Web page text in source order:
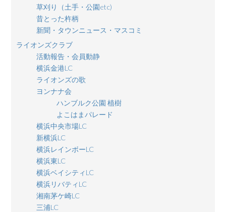
草刈り（土手・公園etc)
昔とった杵柄
新聞・タウンニュース・マスコミ
ライオンズクラブ
活動報告・会員動静
横浜金港LC
ライオンズの歌
ヨンナナ会
ハンブルク公園 植樹
よこはまパレード
横浜中央市場LC
新横浜LC
横浜レインボーLC
横浜東LC
横浜ベイシティLC
横浜リバティLC
湘南茅ケ崎LC
三浦LC